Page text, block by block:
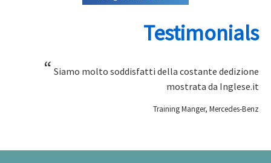
Testimonials
“ Siamo molto soddisfatti della costante dedizione
mostrata da Inglese.it
Training Manger, Mercedes-Benz